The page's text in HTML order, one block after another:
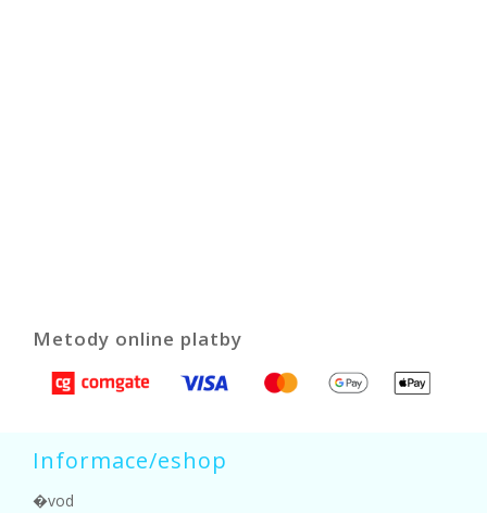
Metody online platby
Informace/eshop
�vod